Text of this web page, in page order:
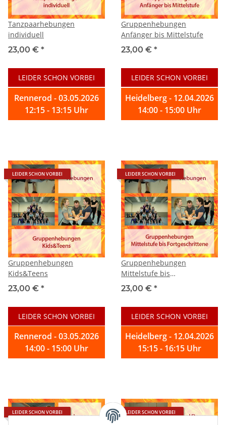
Tanzpaarhebungen
individuell
23,00 € *
LEIDER SCHON VORBEI
Rennerod - 03.05.2026
12:15 - 13:15 Uhr
Gruppenhebungen
Anfänger bis Mittelstufe
23,00 € *
LEIDER SCHON VORBEI
Heidelberg - 12.04.2026
14:00 - 15:00 Uhr
LEIDER SCHON VORBEI
Gruppenhebungen
Kids&Teens
23,00 € *
LEIDER SCHON VORBEI
Rennerod - 03.05.2026
14:00 - 15:00 Uhr
LEIDER SCHON VORBEI
Gruppenhebungen
Mittelstufe bis
Fortgeschrittene
23,00 € *
LEIDER SCHON VORBEI
Heidelberg - 12.04.2026
15:15 - 16:15 Uhr
LEIDER SCHON VORBEI LEIDER SCHON VORBEI